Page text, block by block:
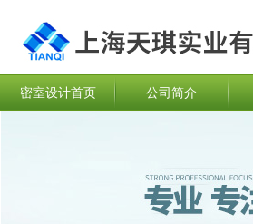
密室设计首页 公司简介